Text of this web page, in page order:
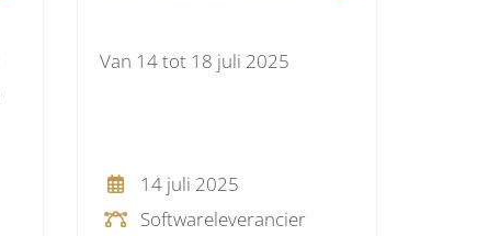
Van 14 tot 18 juli 2025
14 juli 2025
Softwareleverancier